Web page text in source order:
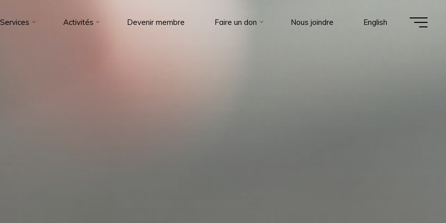
Services Activités Devenir membre Faire un don Nous joindre English